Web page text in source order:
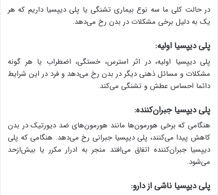
در حالت کلی ما سه نوع بیماری تشنگی یا پلی دیپسیا داریم که هر
یک به دلیل برخی مشکلات در بدن رخ می‌دهد.
پلی دیپسیا اولیه:
پلی دیپسیا اولیه، در اثر استرس، خستگی، اضطراب یا هر گونه
مشکلات و مسائل ذهنی دیگر در بدن رخ می‌دهد و فرد در این شرایط
دائما احساس عطش و تشنگی می‌کند.
پلی دیپسیا جبران‌کننده:
هنگامی که برخی هورمون‌ها مانند هورمون‌‌های ضد دیورتیک در بدن
کاهش پیدا می‌کنند، پلی دیپسیا جبرانی رخ می‌دهد. هنگامی که پلی
دیپسیا جبران‌کننده اتفاق می‌افتد منجر به ادرار مکرر یا بیش‌ازحد
می‌شود.
پلی دیپسیا ناشی از دارو: